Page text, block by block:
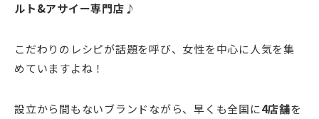
ルト&アサイー専門店 ♪
こだわりのレシピが話題を呼び、女性を中心に人気を集
めていますよね！
設立から間もないブランドながら、早くも全国に4店舗を